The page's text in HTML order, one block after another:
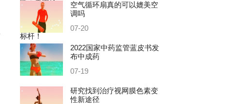
空气循环扇真的可以媲美空
调吗
07-20
2022国家中药监管蓝皮书发
布中成药
07-19
研究找到治疗视网膜色素变
性新途径